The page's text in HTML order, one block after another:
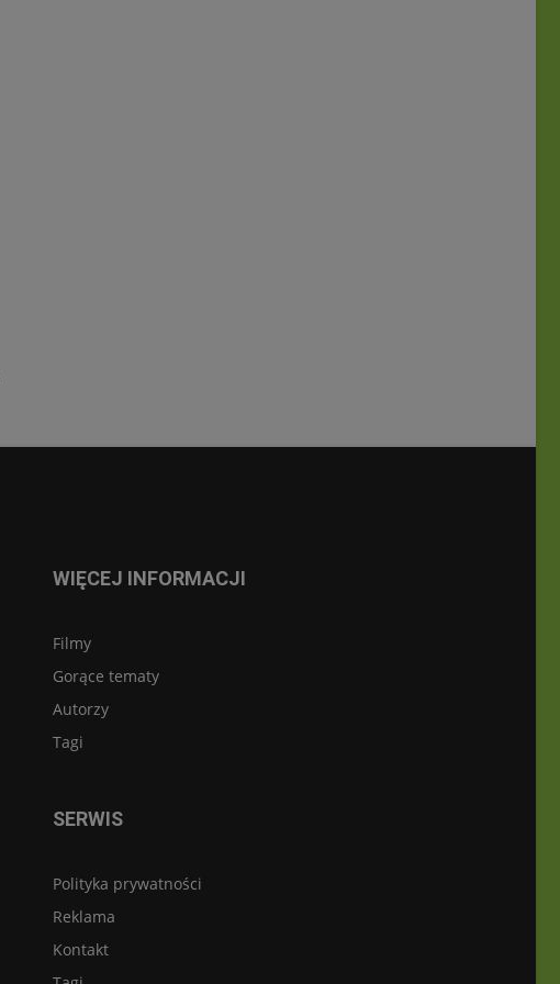
WIĘCEJ INFORMACJI
Filmy
Gorące tematy
Autorzy
Tagi
SERWIS
Polityka prywatności
Reklama
Kontakt